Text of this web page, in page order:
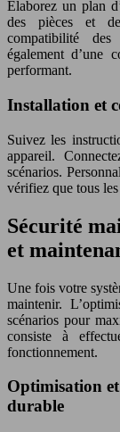
Élaborez un plan
des pièces et
compatibilité
également d’une
performant.
Installation et
Suivez les
appareil.
scénarios.
vérifiez que tous
Sécurité
et
Une fois votre
maintenir.
scénarios pour
consiste à
fonctionnement.
Optimisation et
durable